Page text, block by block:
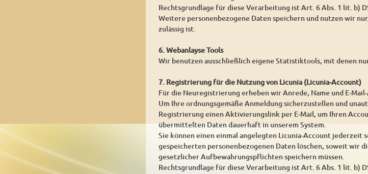
Rechtsgrundlage für diese Verarbeitung ist Art. 6 Abs. 1 lit. b)
Weitere personenbezogene Daten speichern und nutzen wir
zulässig ist.
6. Webanlayse Tools
Wir benutzen ausschließlich eigene Statistiktools, mit denen
7. Registrierung für die Nutzung von Licunia (Licunia-Account)
Für die Neuregistrierung erheben wir Anrede, Name und E-
Um Ihre ordnungsgemäße Anmeldung sicherzustellen und
Registrierung einen Aktivierungslink per E-Mail, um Ihren
übermittelten Daten dauerhaft in unserem System.
Sie können einen einmal angelegten Licunia-Account
gespeicherten personenbezogenen Daten löschen, soweit wir
gesetzlicher Aufbewahrungspflichten speichern müssen.
Rechtsgrundlage für diese Verarbeitung ist Art. 6 Abs. 1 lit. b)